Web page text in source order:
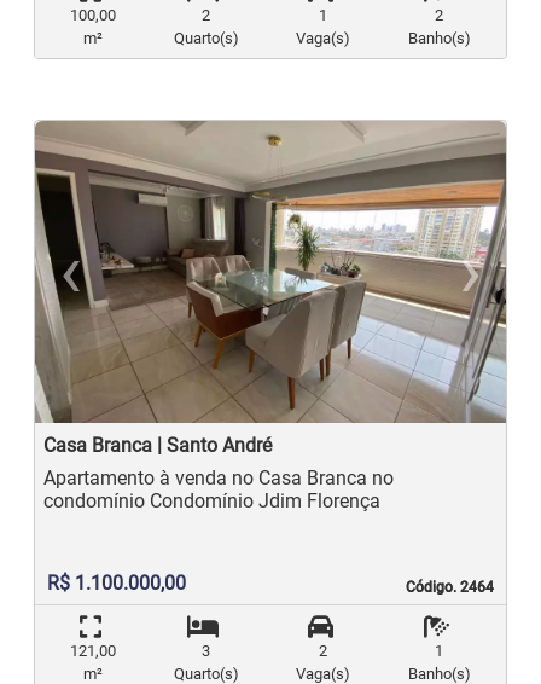
100,00
m²
2
Quarto(s)
1
Vaga(s)
2
Banho(s)
‹
Previous
›
Casa Branca | Santo André
Código. 2464
Código. 2464
Apartamento à venda no Casa Branca no
condomínio Condomínio Jdim Florença
R$ 1.100.000,00
121,00
m²
3
Quarto(s)
2
Vaga(s)
1
Banho(s)